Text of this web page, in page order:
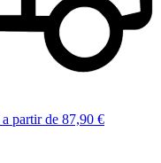
a partir de 87,90 €